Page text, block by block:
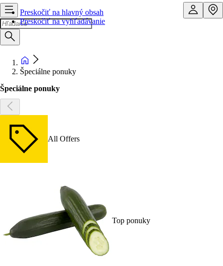
Preskočiť na hlavný obsah
Preskočiť na vyhľadávanie
Špeciálne ponuky
Špeciálne ponuky
All Offers
Top ponuky